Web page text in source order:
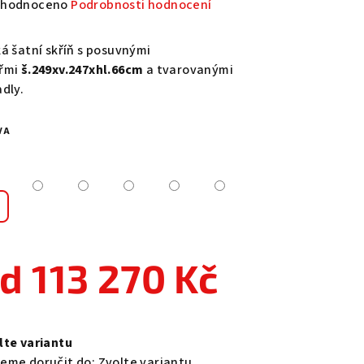
Podrobnosti hodnocení
šatní skříň s posuvnými
š.249xv.247xhl.66cm a tvarovanými
113 270 Kč
variantu